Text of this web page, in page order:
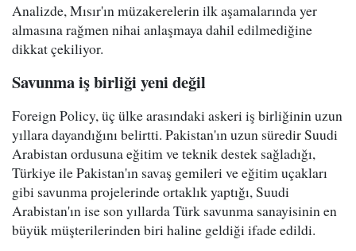
Analizde, Mısır'ın müzakerelerin ilk aşamalarında yer
almasına rağmen nihai anlaşmaya dahil edilmediğine
dikkat çekiliyor.
Savunma iş birliği yeni değil
Foreign Policy, üç ülke arasındaki askeri iş birliğinin uzun
yıllara dayandığını belirtti. Pakistan'ın uzun süredir Suudi
Arabistan ordusuna eğitim ve teknik destek sağladığı,
Türkiye ile Pakistan'ın savaş gemileri ve eğitim uçakları
gibi savunma projelerinde ortaklık yaptığı, Suudi
Arabistan'ın ise son yıllarda Türk savunma sanayisinin en
büyük müşterilerinden biri haline geldiği ifade edildi.